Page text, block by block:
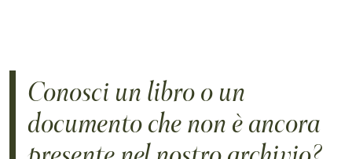
Conosci un libro o un
documento che non è ancora